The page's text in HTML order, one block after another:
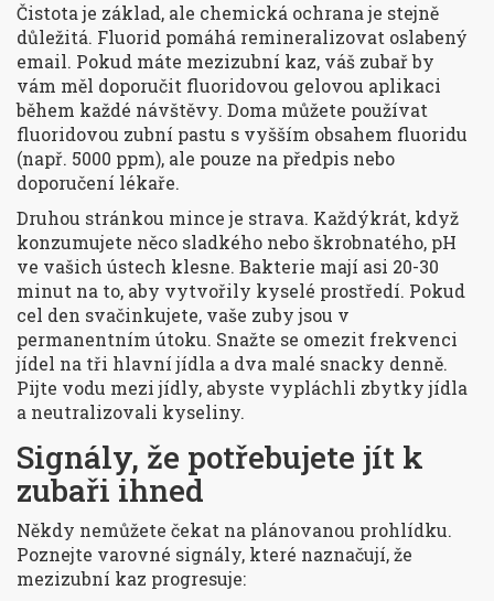
Čistota je základ, ale chemická ochrana je stejně
důležitá. Fluorid pomáhá remineralizovat oslabený
email. Pokud máte mezizubní kaz, váš zubař by
vám měl doporučit fluoridovou gelovou aplikaci
během každé návštěvy. Doma můžete používat
fluoridovou zubní pastu s vyšším obsahem fluoridu
(např. 5000 ppm), ale pouze na předpis nebo
doporučení lékaře.
Druhou stránkou mince je strava. Každýkrát, když
konzumujete něco sladkého nebo škrobnatého, pH
ve vašich ústech klesne. Bakterie mají asi 20-30
minut na to, aby vytvořily kyselé prostředí. Pokud
cel den svačinkujete, vaše zuby jsou v
permanentním útoku. Snažte se omezit frekvenci
jídel na tři hlavní jídla a dva malé snacky denně.
Pijte vodu mezi jídly, abyste vypláchli zbytky jídla
a neutralizovali kyseliny.
Signály, že potřebujete jít k
zubaři ihned
Někdy nemůžete čekat na plánovanou prohlídku.
Poznejte varovné signály, které naznačují, že
mezizubní kaz progresuje: